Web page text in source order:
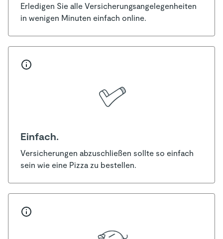
Erledigen Sie alle Versicherungsangelegenheiten
in wenigen Minuten einfach online.
Einfach.
Versicherungen abzuschließen sollte so einfach
sein wie eine Pizza zu bestellen.